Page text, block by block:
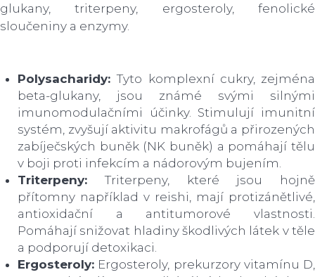
glukany, triterpeny, ergosteroly, fenolické
sloučeniny a enzymy.
Polysacharidy:Tyto komplexní cukry, zejména
beta-glukany, jsou známé svými silnými
imunomodulačními účinky. Stimulují imunitní
systém, zvyšují aktivitu makrofágů a přirozených
zabíječských buněk (NK buněk) a pomáhají tělu
v boji proti infekcím a nádorovým bujením.
Triterpeny: Triterpeny, které jsou hojně
přítomny například v reishi, mají protizánětlivé,
antioxidační a antitumorové vlastnosti.
Pomáhají snižovat hladiny škodlivých látek v těle
a podporují detoxikaci.
Ergosteroly: Ergosteroly, prekurzory vitamínu D,